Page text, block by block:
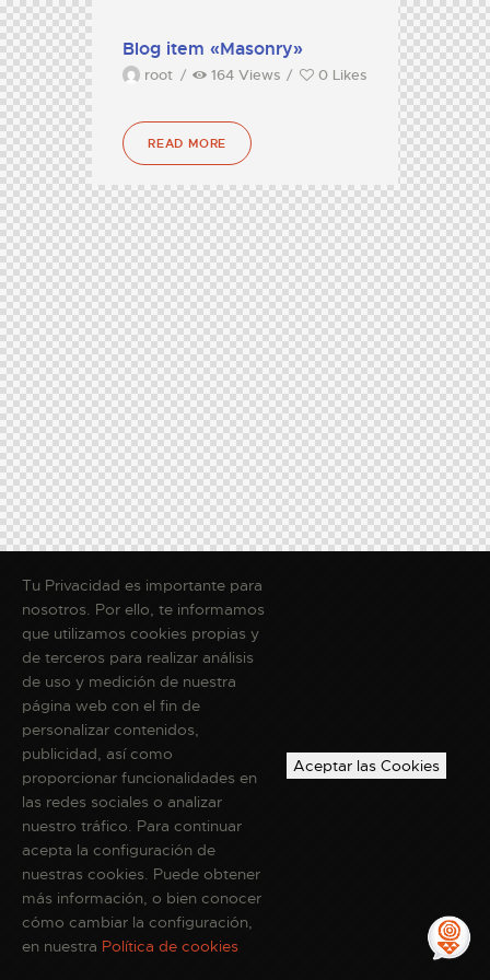
Blog item «Masonry»
root 164 Views 0 Likes
READ MORE
Tu Privacidad es importante para
nosotros. Por ello, te informamos
que utilizamos cookies propias y
de terceros para realizar análisis
de uso y medición de nuestra
página web con el fin de
personalizar contenidos,
publicidad, así como
proporcionar funcionalidades en
las redes sociales o analizar
nuestro tráfico. Para continuar
acepta la configuración de
nuestras cookies. Puede obtener
más información, o bien conocer
cómo cambiar la configuración,
en nuestra Política de cookies
Aceptar las Cookies